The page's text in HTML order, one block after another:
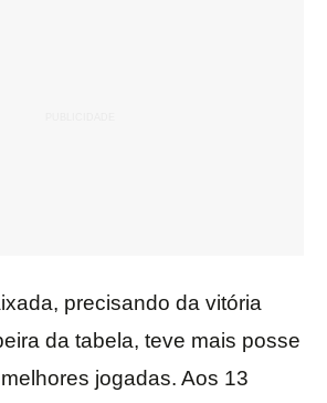
precisando da vitória
da tabela, teve mais posse
jogadas. Aos 13